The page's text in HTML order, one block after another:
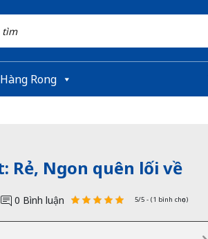
Rong
Rẻ, Ngon quên lối về
0 Bình luận 5/5 - (1 bình chọn)